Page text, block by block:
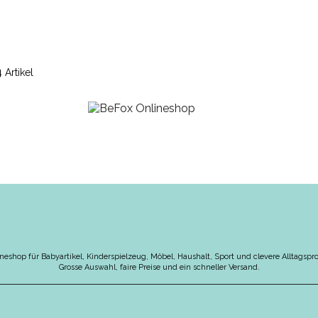
Artikel
für Babyartikel, Kinderspielzeug, Möbel, Haushalt, Sport und clevere
Grosse Auswahl, faire Preise und ein schneller Versand.